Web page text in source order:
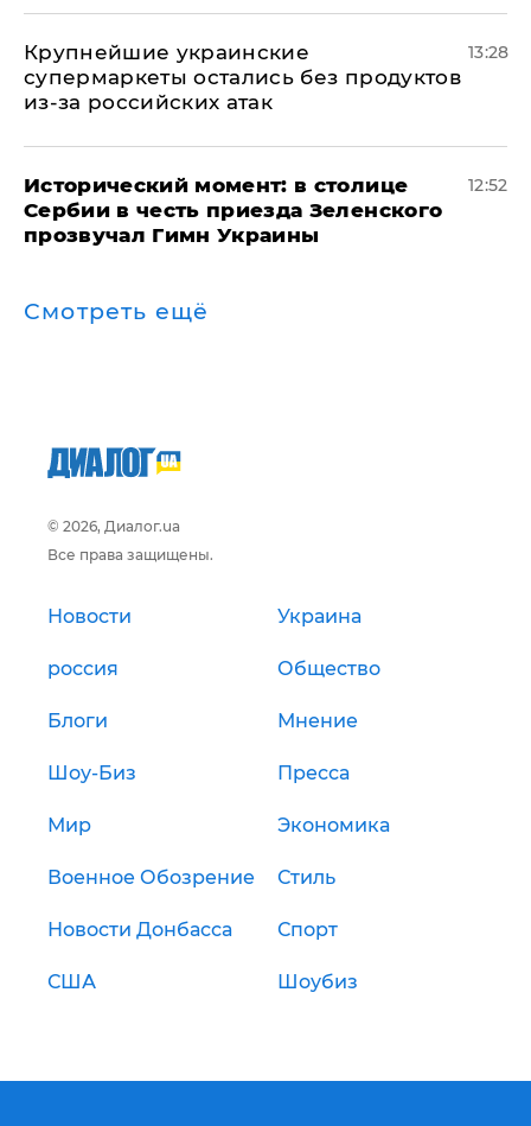
Крупнейшие украинские
супермаркеты остались без продуктов
из-за российских атак
13:28
Исторический момент: в столице
Сербии в честь приезда Зеленского
прозвучал Гимн Украины
12:52
Смотреть ещё
© 2026, Диалог.ua
Все права защищены.
Новости Украина
россия Общество
Блоги Мнение
Шоу-Биз Пресса
Мир Экономика
Военное Обозрение Стиль
Новости Донбасса Спорт
США Шоубиз